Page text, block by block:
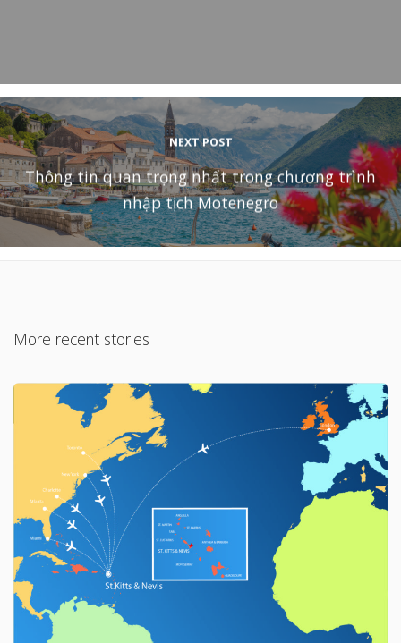
NEXT POST
Thông tin quan trọng nhất trong chương trình
nhập tịch Motenegro
More recent stories